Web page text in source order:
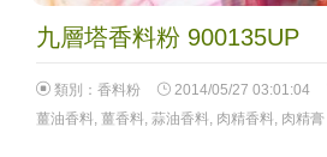
九層塔香料粉 900135UP
類別： 香料粉 2014/05/27 03:01:04
薑油香料, 薑香料, 蒜油香料, 肉精香料, 肉精膏